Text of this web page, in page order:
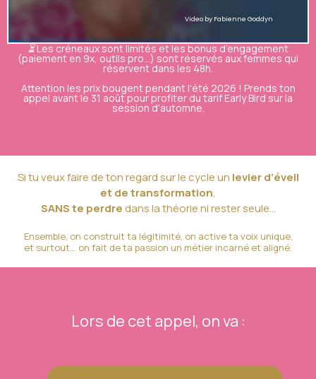
⏳ Les créneaux sont limités et les bonus d’engagement
(paiement en 9x, outils pro…) sont réservés aux femmes qui
réservent dans les 48h.
Attention les prix bougent pendant l'été 2026 ! Prends ton
appel avant le 31 août pour profiter du tarif Early Bird sur la
session d'automne.
Si tu veux faire de ton regard sur le cycle un levier d’éveil
et de transformation,
SANS te perdre dans la théorie ni rester seule…
Ensemble, on construit ta légitimité, on active ta voix unique,
et surtout… on fait de ta passion un métier incarné et aligné.
Lors de cet appel, on va :